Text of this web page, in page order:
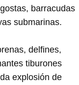
barracudas
submarinas.
delfines,
tiburones
explosión de